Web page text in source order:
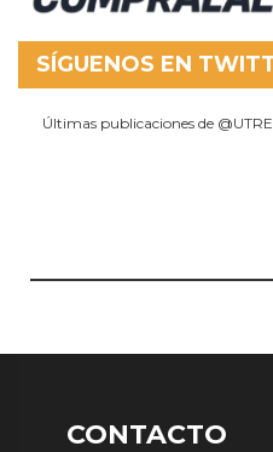
SÍGUENOS EN
Últimas publicaciones de
CONTACTO